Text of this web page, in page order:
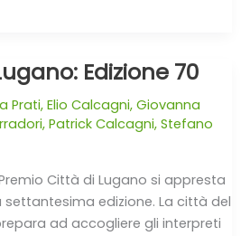
Edizione 70
Prati, Elio Calcagni, Giovanna
, Patrick Calcagni, Stefano
Premio Città di Lugano si appresta
settantesima edizione. La città del
ad accogliere gli interpreti